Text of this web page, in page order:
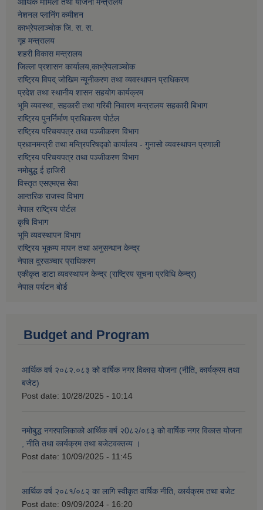
आर्थिक मामिला तथा याेजना मन्त्रालय
नेशनल प्लानिंग कमीशन
काभ्रेपलाञ्चाेक जि. स. स.
गृह मन्त्रालय
शहरी विकास मन्त्रालय
जिल्ला प्रशासन कार्यालय,काभ्रेपलाञ्चाेक
राष्ट्रिय विपद् जोखिम न्यूनीकरण तथा व्यवस्थापन प्राधिकरण
प्रदेश तथा स्थानीय शासन सहयोग कार्यक्रम
भूमि व्यवस्था, सहकारी तथा गरिबी निवारण मन्त्रालय सहकारी बिभाग
राष्ट्रिय पुनर्निर्माण प्राधिकरण पोर्टल
राष्ट्रिय परिचयपत्र तथा पञ्जीकरण विभाग
प्रधानमन्त्री तथा मन्त्रिपरिषद्को कार्यालय - गुनासो व्यवस्थापन प्रणाली
राष्ट्रिय परिचयपत्र तथा पञ्जीकरण विभाग
नमाेबुद्ध ई हाजिरी
विस्तृत एसएमएस सेवा
आन्तरिक राजस्व विभाग
नेपाल राष्ट्रिय पोर्टल
कृषि विभाग
भूमि व्यवस्थापन विभाग
राष्ट्रिय भूकम्प मापन तथा अनुसन्धान केन्द्र
नेपाल दूरसञ्चार प्राधिकरण
एकीकृत डाटा व्यवस्थापन केन्द्र (राष्ट्रिय सूचना प्रविधि केन्द्र)
नेपाल पर्यटन बोर्ड
Budget and Program
आर्थिक वर्ष २०८२.०८३ को वार्षिक नगर विकास योजना (नीति, कार्यक्रम तथा
बजेट)
Post date: 10/28/2025 - 10:14
नमोबुद्ध नगरपालिकाको आर्थिक वर्ष २0८२/०८३ को वार्षिक नगर विकास योजना
, नीति तथा कार्यक्रम तथा बजेटवक्तव्य ।
Post date: 10/09/2025 - 11:45
आर्थिक वर्ष २०८१/०८२ का लागि स्वीकृत वार्षिक नीति, कार्यक्रम तथा बजेट
Post date: 09/09/2024 - 16:20